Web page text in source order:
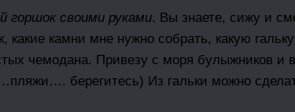
горшок своими руками. Вы знаете, сижу и
камни мне нужно собрать, какую
чемодана. Привезу с моря булыжников и
берегитесь) Из гальки можно